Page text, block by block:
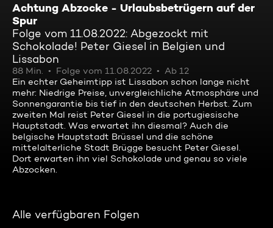
Achtung Abzocke - Urlaubsbetrügern auf der
Spur
Folge vom 11.08.2022: Abgezockt mit
Schokolade! Peter Giesel in Belgien und
Lissabon
88 Min. Folge vom 11.08.2022
Ab 12
Ein echter Geheimtipp ist Lissabon schon lange nicht
mehr: Niedrige Preise, unvergleichliche Atmosphäre und
Sonnengarantie bis tief in den deutschen Herbst. Zum
zweiten Mal reist Peter Giesel in die portugiesische
Hauptstadt. Was erwartet ihn diesmal? Auch die
belgische Hauptstadt Brüssel und die schöne
mittelalterliche Stadt Brügge besucht Peter Giesel.
Dort erwarten ihn viel Schokolade und genau so viele
Abzocken.
Alle verfügbaren Folgen